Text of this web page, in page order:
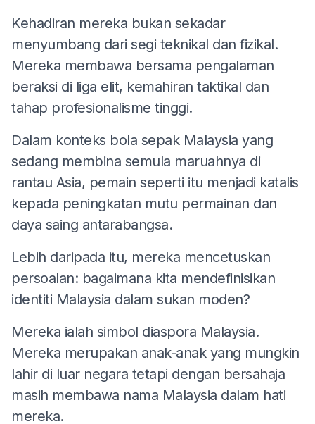
Kehadiran mereka bukan sekadar
menyumbang dari segi teknikal dan fizikal.
Mereka membawa bersama pengalaman
beraksi di liga elit, kemahiran taktikal dan
tahap profesionalisme tinggi.
Dalam konteks bola sepak Malaysia yang
sedang membina semula maruahnya di
rantau Asia, pemain seperti itu menjadi katalis
kepada peningkatan mutu permainan dan
daya saing antarabangsa.
Lebih daripada itu, mereka mencetuskan
persoalan: bagaimana kita mendefinisikan
identiti Malaysia dalam sukan moden?
Mereka ialah simbol diaspora Malaysia.
Mereka merupakan anak-anak yang mungkin
lahir di luar negara tetapi dengan bersahaja
masih membawa nama Malaysia dalam hati
mereka.